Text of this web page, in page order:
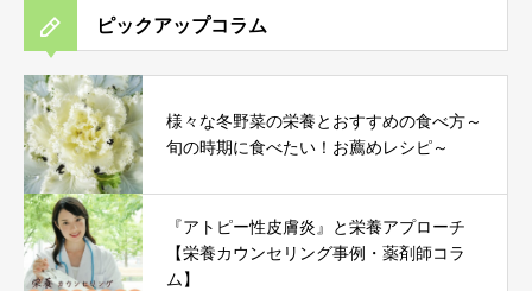
ピックアップコラム
様々な冬野菜の栄養とおすすめの食べ方～
旬の時期に食べたい！お薦めレシピ～
『アトピー性皮膚炎』と栄養アプローチ
【栄養カウンセリング事例・薬剤師コラ
ム】